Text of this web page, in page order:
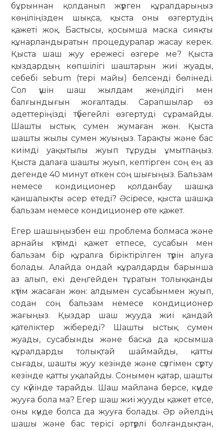
бұрыннан қолданып жүрген құралдарыңыз
көңіліңізден шықса, қыста оны өзгертудің
қажеті жоқ. Бастысы, қосымша маска сияқты
құнарландыратын процедуралар жасау керек.
Қыста шаш жуу ережесі өзгере ме? Қыста
қыздардың көпшілігі шаштарын жиі жуады,
себебі sebum (тері майы) белсенді бөлінеді.
Сол үшін шаш жылдам жеңілдігі мен
балғындығын жоғалтады. Сарапшылар өз
әдеттеріңізді түбегейлі өзгертуді сұрамайды.
Шашты ыстық сумен жумаған жөн. Қыста
шашты жылы сумен жуыңыз. Тарақты және бас
киімді уақытылы жуып тұруды ұмытпаңыз.
Қыста далаға шашты жуып, кептірген соң ең аз
дегенде 40 минут өткен соң шығыңыз. Бальзам
немесе кондиционер қолданбау шашқа
қаншалықты әсер етеді? Әсіресе, қыста шашқа
бальзам немесе кондиционер өте қажет.
Егер шашыңызбен еш проблема болмаса және
арнайы күтімді қажет етпесе, сусабын мен
бальзам бір құралға біріктірілген түрін алуға
болады. Алайда ондай құралдарды барынша
аз алып, екі деңгейден тұратын толыққанды
күтім жасаған жөн: алдымен сусабынмен жуып,
содан соң бальзам немесе кондиционер
жағыңыз. Қыздар шаш жууда жиі қандай
қателіктер жібереді? Шашты ыстық сумен
жуады, сусабынды және басқа да қосымша
құралдарды толықтай шаймайды, қатты
сығады, шашты жуу кезінде және сүлгімен сүрту
кезінде қатты уқалайды. Сонымен қатар, шашты
су күйінде тарайды. Шаш майлана берсе, күнде
жууға бола ма? Егер шаш жиі жууды қажет етсе,
оны күнде болса да жууға болады. Әр әйелдің
шашы және бас терісі әртүрлі болғандықтан,